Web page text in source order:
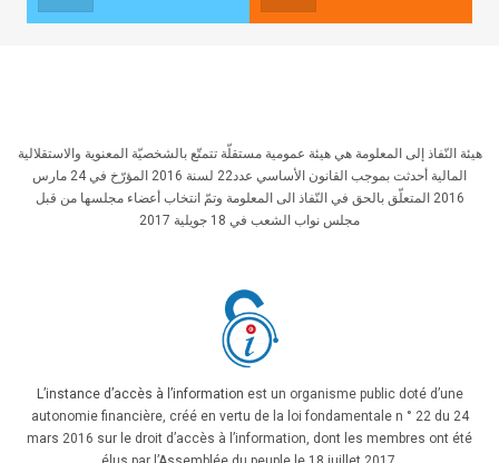
هيئة النّفاذ إلى المعلومة هي هيئة عمومية مستقلّة تتمتّع بالشخصيّة المعنوية والاستقلالية
المالية أحدثت بموجب القانون الأساسي عدد22 لسنة 2016 المؤرّخ في 24 مارس
2016 المتعلّق بالحق في النّفاذ الى المعلومة وتمّ انتخاب أعضاء مجلسها من قبل
مجلس نواب الشعب في 18 جويلية 2017
L’instance d’accès à l’information est un organisme public doté d’une
autonomie financière, créé en vertu de la loi fondamentale n ° 22 du 24
mars 2016 sur le droit d’accès à l’information, dont les membres ont été